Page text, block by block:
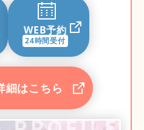
WEB予約
24時間受付
細はこちら